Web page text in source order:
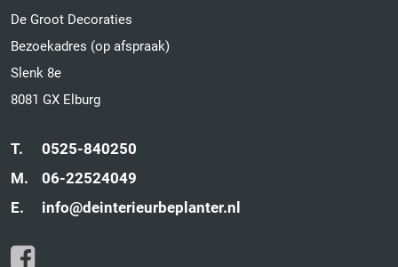
De Groot Decoraties
Bezoekadres (op afspraak)
Slenk 8e
8081 GX Elburg
T.
0525-840250
M.
06-22524049
E.
info@deinterieurbeplanter.nl